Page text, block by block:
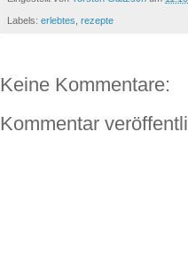
Labels: erlebtes rezepte
Keine Kommentare:
Kommentar